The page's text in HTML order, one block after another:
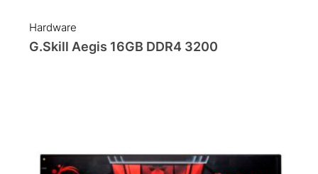
Hardware
G.Skill Aegis 16GB DDR4 3200